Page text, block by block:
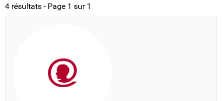
4 résultats - Page 1 sur 1